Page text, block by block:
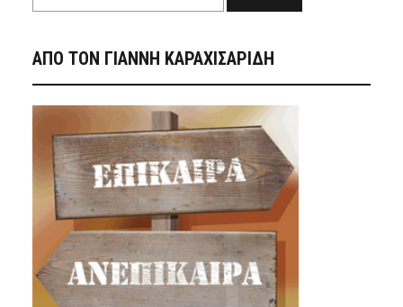
ΑΠΟ ΤΟΝ ΓΙΑΝΝΗ ΚΑΡΑΧΙΣΑΡΙΔΗ